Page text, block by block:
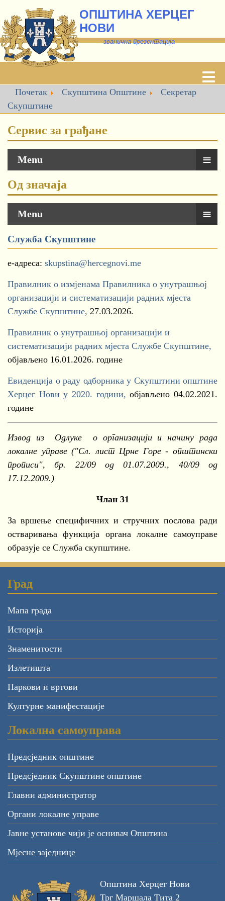
ОПШТИНА ХЕРЦЕГ
НОВИ
званична презентација
Почетак Скупштина Општине
Секретар
Скупштине
Сервис за грађане
Menu ≡
Од значаја
Menu ≡
Служба Скупштине
е-адреса: skupstina@hercegnovi.me
Правилник о измјенама Правилника о унутрашњој
организацији и систематизацији радних мјеста
Службе Скупштине, 27.03.2026.
Правилник о унутрашњој организацији и
систематизацији радних мјеста Службе Скупштине,
објављено 16.01.2026. године
Евиденција о раду одборника у Скупштини општине
Херцег Нови у 2020. години, објављено 04.02.2021.
године
Извод из Одлуке о организацији и начину рада
локалне управе ("Сл. лист Црне Горе - општински
прописи", бр. 22/09 од 01.07.2009., 40/09 од
17.12.2009.)
Члан 31
За вршење специфичних и стручних послова ради
остваривања функција органа локалне самоуправе
образује се Служба скупштине.
Град
Мапа града
Историја
Знаменитости
Излетишта
Паркови и вртови
Културне манифестације
Локална самоуправа
Предсједник општине
Предсједник Скупштине општине
Главни администратор
Органи локалне управе
Јавне установе чији је оснивач Општина
Мјесне заједнице
Општина Херцег Нови
Трг Маршала Тита 2